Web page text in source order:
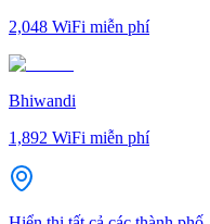
2,048 WiFi miễn phí
Bhiwandi
1,892 WiFi miễn phí